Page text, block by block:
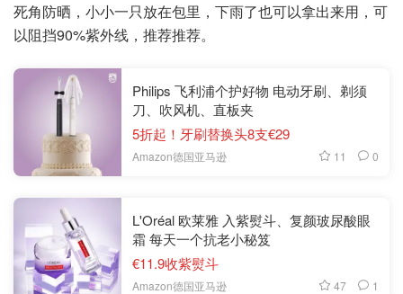
死角防晒，小小一只放在包里，下雨了也可以拿出来用，可
以阻挡90%紫外线，推荐推荐。
Philips 飞利浦个护好物 电动牙刷、剃须
刀、吹风机、直板夹
5折起！牙刷替换头8支€29
Amazon德国亚马逊 11 0
L'Oréal 欧莱雅 入紫熨斗、复颜玻尿酸眼
霜 每天一个抗老小秘笈
€11.9收紫熨斗
Amazon德国亚马逊 47 1